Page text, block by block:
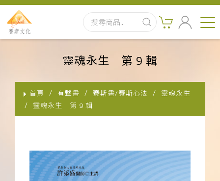
實體出版品
影音書
關於我們
靈魂永生 第 9 輯
首頁 有聲書 賽斯書/賽斯心法
靈魂永生
靈魂永生 第 9 輯